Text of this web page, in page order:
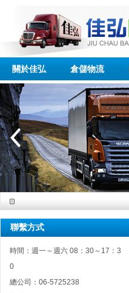
關於佳弘 倉儲物流
聯繫方式
時間：週一～週六 08：30～17：3
0
總公司：06-5725238